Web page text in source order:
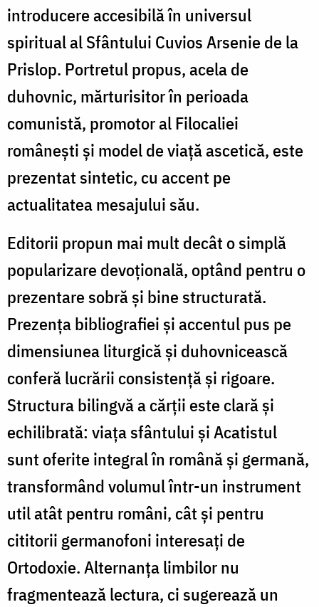
introducere accesibilă în universul
spiritual al Sfântului Cuvios Arsenie de la
Prislop. Portretul propus, acela de
duhovnic, mărturisitor în perioada
comunistă, promotor al Filocaliei
românești și model de viață ascetică, este
prezentat sintetic, cu accent pe
actualitatea mesajului său.
Editorii propun mai mult decât o simplă
popularizare devoțională, optând pentru o
prezentare sobră și bine structurată.
Prezența bibliografiei și accentul pus pe
dimensiunea liturgică și duhovnicească
conferă lucrării consistență și rigoare.
Structura bilingvă a cărții este clară și
echilibrată: viața sfântului și Acatistul
sunt oferite integral în română și germană,
transformând volumul într-un instrument
util atât pentru români, cât și pentru
cititorii germanofoni interesați de
Ortodoxie. Alternanța limbilor nu
fragmentează lectura, ci sugerează un